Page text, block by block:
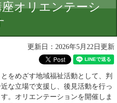
オリエンテーシ
更新日：2026年5月22日更新
をめざす地域福祉活動として、判
な立場で支援し、後見活動を行っ
。オリエンテーションを開催しま